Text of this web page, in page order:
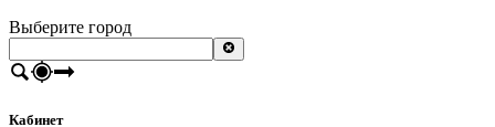
Выберите город
Кабинет